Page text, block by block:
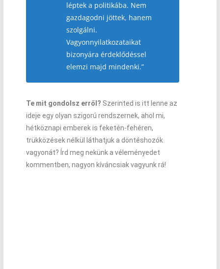
léptek a politikába. Nem
gazdagodni jöttek, hanem
szolgálni.
Vagyonnyilatkozataikat
bizonyára érdeklődéssel
elemzi majd mindenki.”
Te mit gondolsz erről? Szerinted is itt lenne az
ideje egy olyan szigorú rendszernek, ahol mi,
hétköznapi emberek is feketén-fehéren,
trükközések nélkül láthatjuk a döntéshozók
vagyonát? Írd meg nekünk a véleményedet
kommentben, nagyon kíváncsiak vagyunk rá!